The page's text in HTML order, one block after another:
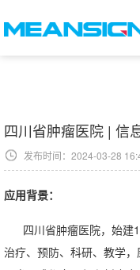
四川省肿瘤医院 | 信
发布时间：2024-03-28
应用背景：
四川省肿瘤医院，始建
治疗、预防、科研、教学